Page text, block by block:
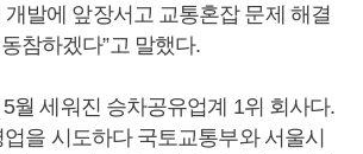
발에 앞장서고 교통혼잡 문제 해결
참하겠다”고 말했다.
월 세워진 승차공유업계 1위 회사다.
을 시도하다 국토교통부와 서울시